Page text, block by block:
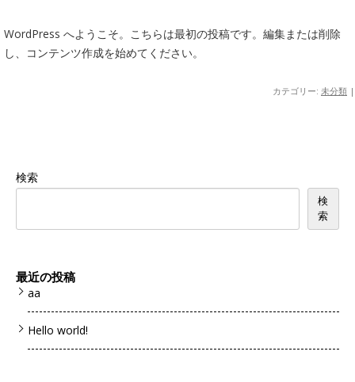
WordPress へようこそ。こちらは最初の投稿です。編集または削除
し、コンテンツ作成を始めてください。
カテゴリー: 未分類 |
検索
検
索
最近の投稿
aa
Hello world!